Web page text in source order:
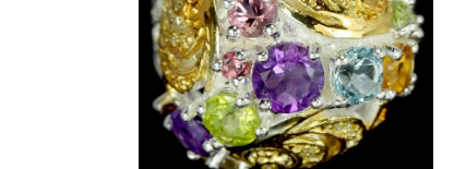
Dans mon panier
APERÇU RAPIDE